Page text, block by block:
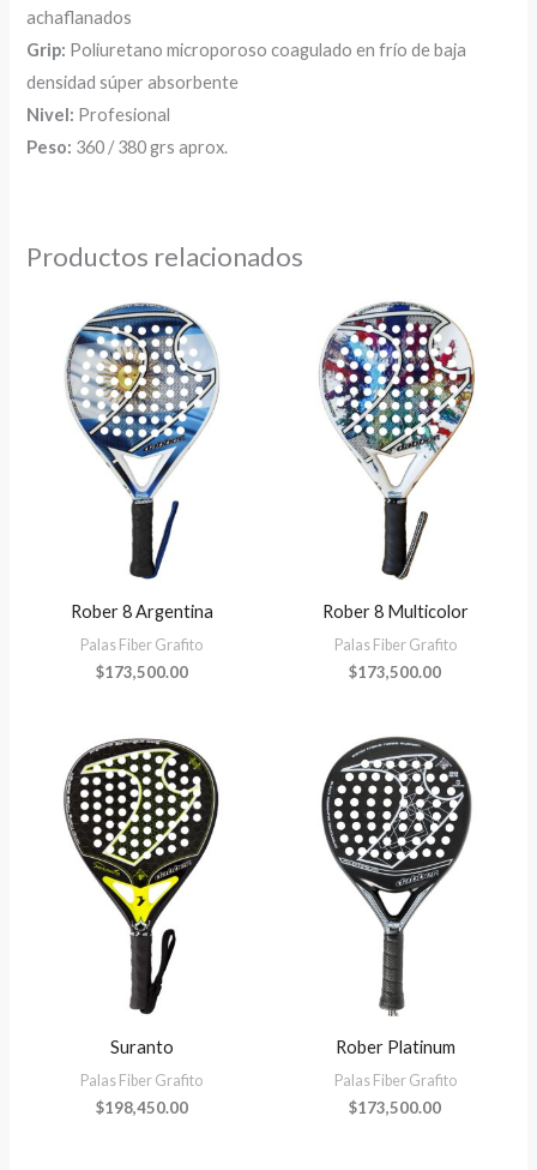
achaflanados
Grip: Poliuretano microporoso coagulado en frío de baja
densidad súper absorbente
Nivel: Profesional
Peso: 360 / 380 grs aprox.
Productos relacionados
Rober 8 Argentina
Palas Fiber Grafito
$173,500.00
Rober 8 Multicolor
Palas Fiber Grafito
$173,500.00
Suranto
Palas Fiber Grafito
$198,450.00
Rober Platinum
Palas Fiber Grafito
$173,500.00